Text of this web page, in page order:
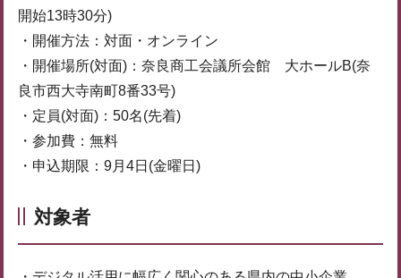
開始13時30分)
・開催方法：対面・オンライン
・開催場所(対面)：奈良商工会議所会館 大ホールB(奈
良市西大寺南町8番33号)
・定員(対面)：50名(先着)
・参加費：無料
・申込期限：9月4日(金曜日)
対象者